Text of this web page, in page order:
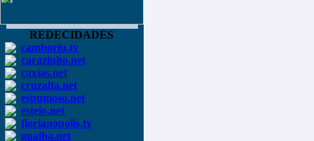
REDECIDADES
camboriu.tv
carazinho.net
caxias.net
cruzalta.net
espumoso.net
esteio.net
florianopolis.tv
guaiba.net